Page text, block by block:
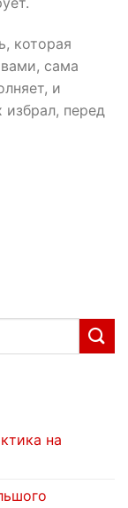
которая
сама
и
избрал, перед
на